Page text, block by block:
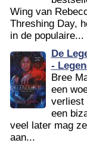
Wing van
Threshing Day,
in de populaire...
De
-
Bree
een
verliest
een
veel later mag
aan...